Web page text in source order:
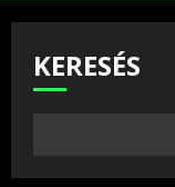
KERESÉS